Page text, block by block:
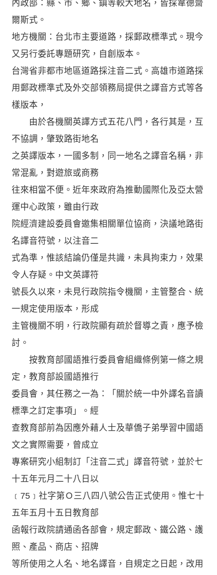
內政部：縣、市、鄉、鎮等較大地名，皆採韋德齋
爾斯式。
地方機關：台北市主要道路，採郵政標準式。現今
又另行委託專題研究，自創版本。
台灣省非都市地區道路採注音二式。高雄市道路採
用郵政標準式及外交部領務局提供之譯音方式等各
樣版本，
由於各機關英譯方式五花八門，各行其是，互
不協調，肇致路街地名
之英譯版本，一國多制，同一地名之譯音名稱，非
常混亂，對遊旅或商務
往來相當不便。近年來政府為推動國際化及亞太營
運中心政策，雖由行政
院經濟建設委員會邀集相關單位協商，決議地路街
名譯音符號，以注音二
式為準，惟該結論仍僅是共識，未具拘束力，效果
令人存疑。中文英譯符
號長久以來，未見行政院指令機關，主管整合、統
一規定使用版本，形成
主管機關不明，行政院顯有疏於督導之責，應予檢
討。
按教育部國語推行委員會組織條例第一條之規
定，教育部設國語推行
委員會，其任務之一為：「關於統一中外譯名音讀
標準之訂定事項」。經
查教育部前為因應外藉人士及華僑子弟學習中國語
文之實際需要，曾成立
專案研究小組制訂「注音二式」譯音符號，並於七
十五年元月二十八日以
﹝75﹞社字第Ｏ三八四八號公告正式使用。惟七十
五年五月十五日教育部
函報行政院請通函各部會，規定郵政、鐵公路、護
照、產品、商店、招牌
等所使用之人名、地名譯音，自規定之日起，改用